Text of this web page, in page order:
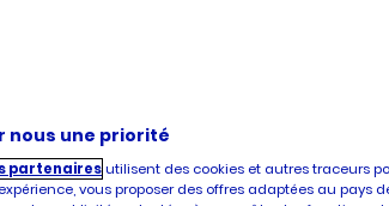
de ses magasins à BAILLY
de produits surgelés de qualité, faites
nous une priorité
partenairesutilisent des cookies et autres traceurs
vous proposer des offres adaptées au pays